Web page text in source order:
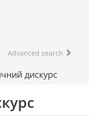
Advanced search
дискурс